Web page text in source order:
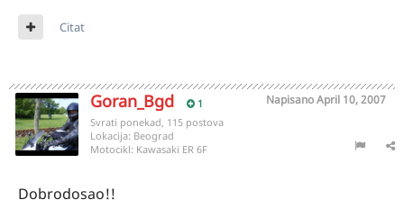
Citat
Goran_Bgd 1 NapisanoApril 10, 2007
Svrati ponekad, 115 postova
Lokacija: Beograd
Motocikl: Kawasaki ER 6F
Dobrodosao!!